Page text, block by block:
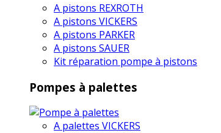
A pistons REXROTH
A pistons VICKERS
A pistons PARKER
A pistons SAUER
Kit réparation pompe à pistons
Pompes à palettes
A palettes VICKERS